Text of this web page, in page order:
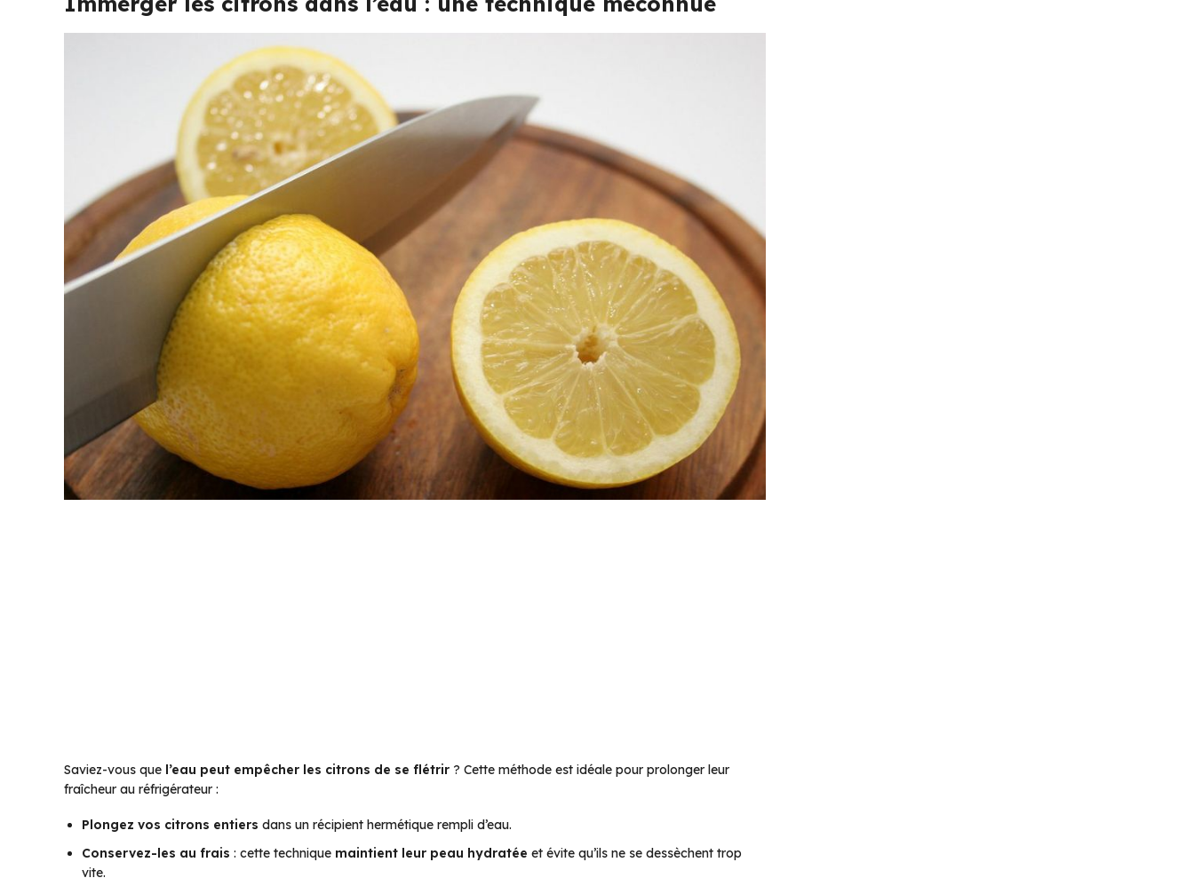
Saviez-vous que l’eau peut empêcher les citrons de se flétrir ? Cette méthode est idéale pour prolonger leur
fraîcheur au réfrigérateur :
Plongez vos citrons entiers dans un récipient hermétique rempli d’eau.
Conservez-les au frais : cette technique maintient leur peau hydratée et évite qu’ils ne se dessèchent trop
vite.